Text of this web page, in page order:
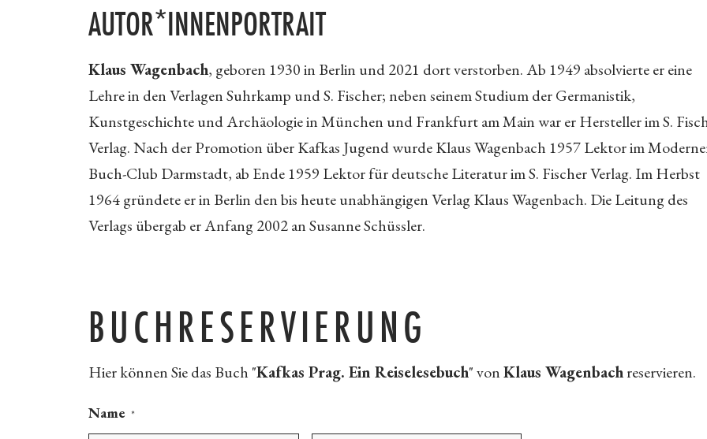
AUTOR*INNENPORTRAIT
Klaus Wagenbach, geboren 1930 in Berlin und 2021 dort verstorben. Ab 1949 absolvierte er eine
Lehre in den Verlagen Suhrkamp und S. Fischer; neben seinem Studium der Germanistik,
Kunstgeschichte und Archäologie in München und Frankfurt am Main war er Hersteller im S.
Verlag. Nach der Promotion über Kafkas Jugend wurde Klaus Wagenbach 1957 Lektor im
Buch-Club Darmstadt, ab Ende 1959 Lektor für deutsche Literatur im S. Fischer Verlag. Im Herbst
1964 gründete er in Berlin den bis heute unabhängigen Verlag Klaus Wagenbach. Die Leitung des
Verlags übergab er Anfang 2002 an Susanne Schüssler.
BUCHRESERVIERUNG
Hier können Sie das Buch "Kafkas Prag. Ein Reiselesebuch" vonKlaus Wagenbachreservieren.
Name *